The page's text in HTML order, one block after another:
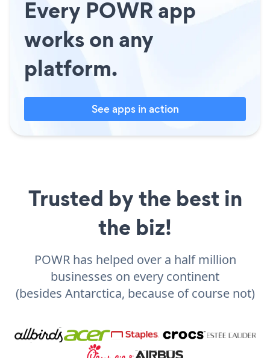
Every POWR app
works on any
platform.
See apps in action
Trusted by the best in
the biz!
POWR has helped over a half million
businesses on every continent
(besides Antarctica, because of course not)